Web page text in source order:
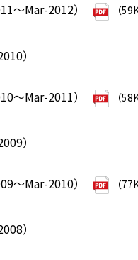
～Mar-2012） （
）
～Mar-2011） （
）
～Mar-2010） （
）